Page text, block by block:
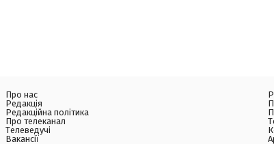
Про нас
Редакція
Редакційна політика
Про телеканал
Телеведучі
Вакансії